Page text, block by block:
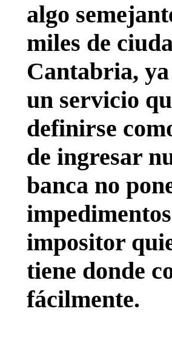
algo
miles de
Cantabria, ya
un servicio
definirse
de ingresar
banca no
impositor
tiene donde
fácilmente.